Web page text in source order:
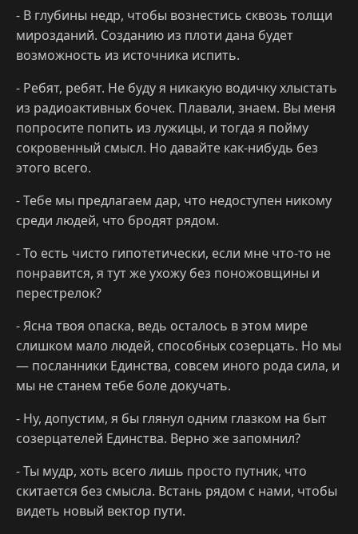
- В глубины недр, чтобы вознестись сквозь толщи
мирозданий. Созданию из плоти дана будет
возможность из источника испить.
- Ребят, ребят. Не буду я никакую водичку хлыстать
из радиоактивных бочек. Плавали, знаем. Вы меня
попросите попить из лужицы, и тогда я пойму
сокровенный смысл. Но давайте как-нибудь без
этого всего.
- Тебе мы предлагаем дар, что недоступен никому
среди людей, что бродят рядом.
- То есть чисто гипотетически, если мне что-то не
понравится, я тут же ухожу без поножовщины и
перестрелок?
- Ясна твоя опаска, ведь осталось в этом мире
слишком мало людей, способных созерцать. Но мы
— посланники Единства, совсем иного рода сила, и
мы не станем тебе боле докучать.
- Ну, допустим, я бы глянул одним глазком на быт
созерцателей Единства. Верно же запомнил?
- Ты мудр, хоть всего лишь просто путник, что
скитается без смысла. Встань рядом с нами, чтобы
видеть новый вектор пути.